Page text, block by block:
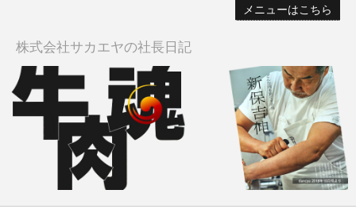
メニューはこちら
株式会社サカエヤの社長日記